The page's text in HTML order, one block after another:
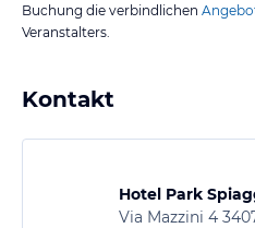
Buchung die verbindlichen
Veranstalters.
Kontakt
Hotel Park
Via Mazzini 4